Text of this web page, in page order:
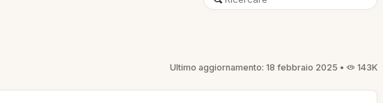
Ultimo aggiornamento: 18 febbraio 2025 • 143K